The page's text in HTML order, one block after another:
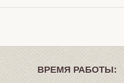
ВРЕМЯ РАБОТЫ: